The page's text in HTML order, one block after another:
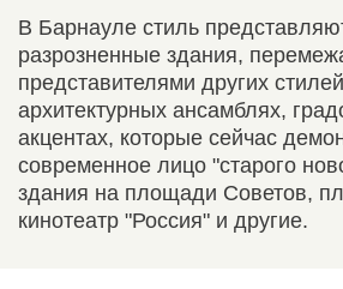
В Барнауле стиль
разрозненные здания,
представителями других
архитектурных ансамблях,
акцентах, которые сейчас
современное лицо "старого
здания на площади Советов,
кинотеатр "Россия" и другие.